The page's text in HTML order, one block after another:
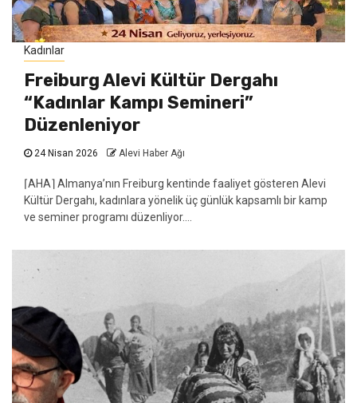
Kadınlar
Freiburg Alevi Kültür Dergahı
“Kadınlar Kampı Semineri”
Düzenleniyor
24 Nisan 2026 Alevi Haber Ağı
⌈AHA⌉ Almanya’nın Freiburg kentinde faaliyet gösteren Alevi
Kültür Dergahı, kadınlara yönelik üç günlük kapsamlı bir kamp
ve seminer programı düzenliyor....